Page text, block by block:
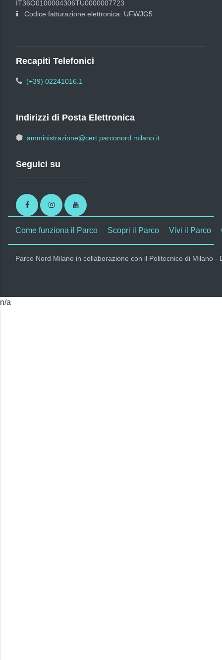
IT36O0100004306TU0000007723
Codice fatturazione elettronica: UFWJG5
Recapiti Telefonici
(+39) 02241016.1
Indirizzi di Posta Elettronica
amministrazione@cert.parconord.milano.it
Seguici su
FacebookInstagramYoutube
Come funziona il Parco Scopri il Parco Vivi il Parco
Parco Nord Milano in collaborazione con il Politecnico di Milano
n/a